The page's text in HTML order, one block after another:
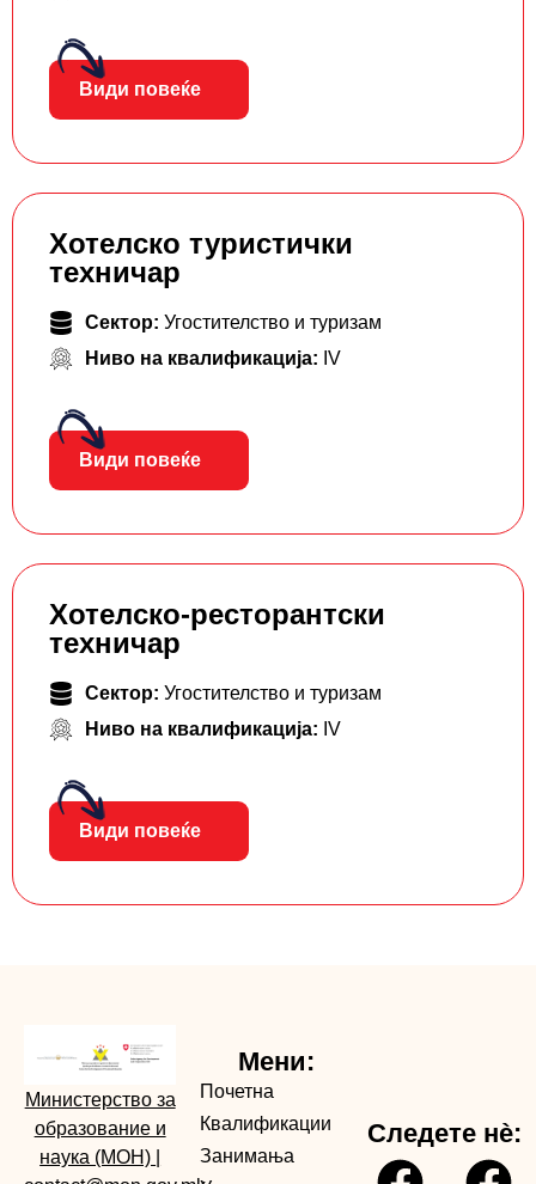
Види повеќе
Хотелско туристички
техничар
Сектор: Угостителство и туризам
Ниво на квалификација: IV
Види повеќе
Хотелско-ресторантски
техничар
Сектор: Угостителство и туризам
Ниво на квалификација: IV
Види повеќе
Министерство за
образование и
наука (МОН)
Мени:
Почетна
Квалификации
Занимања
Следете нè: